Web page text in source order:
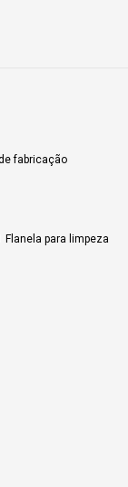
fabricação
Flanela para limpeza